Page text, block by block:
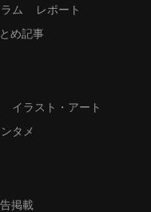
ム
レポート
め記事
イラスト・アート
タメ
掲載